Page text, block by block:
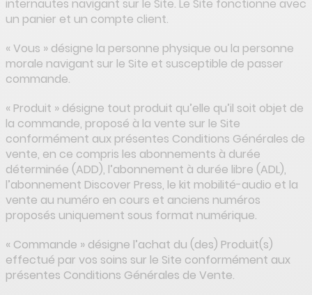
internautes navigant sur le Site. Le Site fonctionne avec
un panier et un compte client.
« Vous » désigne la personne physique ou la personne
morale navigant sur le Site et susceptible de passer
commande.
« Produit » désigne tout produit qu’elle qu’il soit objet de
la commande, proposé à la vente sur le Site
conformément aux présentes Conditions Générales de
vente, en ce compris les abonnements à durée
déterminée (ADD), l’abonnement à durée libre (ADL),
l’abonnement Discover Press, le kit mobilité-audio et la
vente au numéro en cours et anciens numéros
proposés uniquement sous format numérique.
« Commande » désigne l’achat du (des) Produit(s)
effectué par vos soins sur le Site conformément aux
présentes Conditions Générales de Vente.